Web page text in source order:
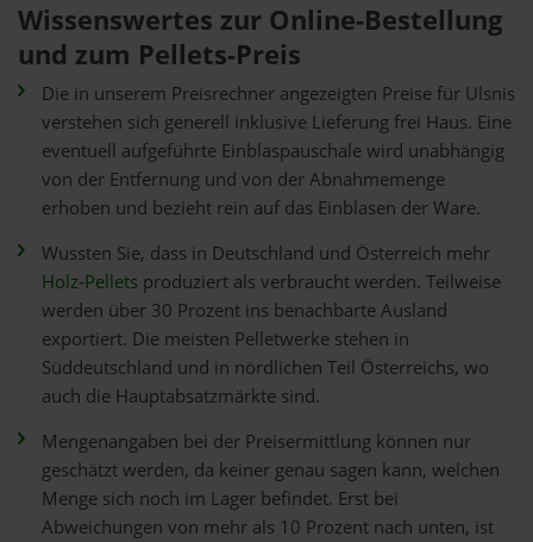
Wissenswertes zur Online-Bestellung
und zum Pellets-Preis
Die in unserem Preisrechner angezeigten Preise für Ulsnis
verstehen sich generell inklusive Lieferung frei Haus. Eine
eventuell aufgeführte Einblaspauschale wird unabhängig
von der Entfernung und von der Abnahmemenge
erhoben und bezieht rein auf das Einblasen der Ware.
Wussten Sie, dass in Deutschland und Österreich mehr
Holz-Pellets produziert als verbraucht werden. Teilweise
werden über 30 Prozent ins benachbarte Ausland
exportiert. Die meisten Pelletwerke stehen in
Süddeutschland und in nördlichen Teil Österreichs, wo
auch die Hauptabsatzmärkte sind.
Mengenangaben bei der Preisermittlung können nur
geschätzt werden, da keiner genau sagen kann, welchen
Menge sich noch im Lager befindet. Erst bei
Abweichungen von mehr als 10 Prozent nach unten, ist